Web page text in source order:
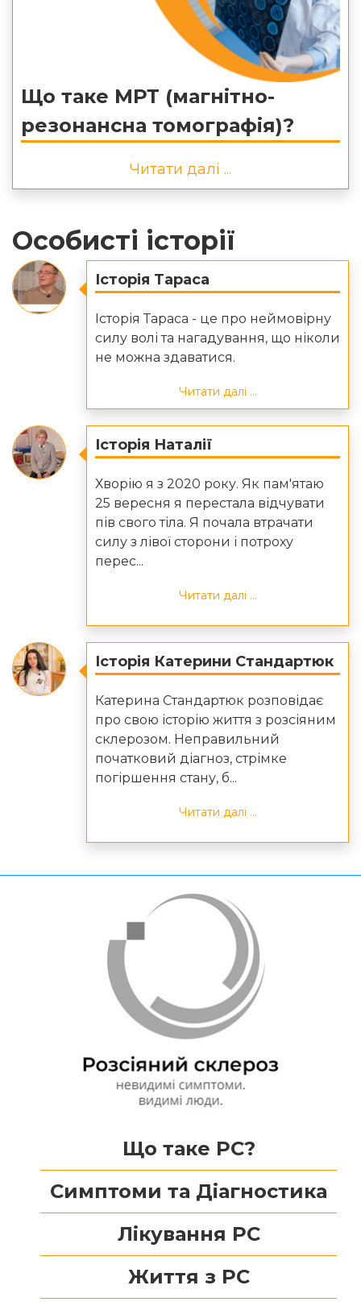
Що таке МРТ (магнітно-
резонансна томографія)?
Читати далі ...
Особисті історії
Історія Тараса
Історія Тараса - це про неймовірну
силу волі та нагадування, що ніколи
не можна здаватися.
Читати далі ...
Історія Наталії
Хворію я з 2020 року. Як пам'ятаю
25 вересня я перестала відчувати
пів свого тіла. Я почала втрачати
силу з лівої сторони і потроху
перес...
Читати далі ...
Історія Катерини Стандартюк
Катерина Стандартюк розповідає
про свою історію життя з розсіяним
склерозом. Неправильний
початковий діагноз, стрімке
погіршення стану, б...
Читати далі ...
Що таке РС?
Симптоми та Діагностика
Лікування РС
Життя з РС